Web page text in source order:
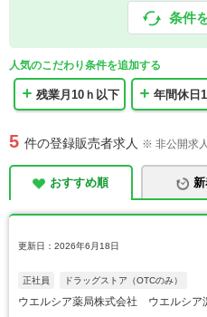
条件
人気のこだわり条件を追加する
残業月10ｈ以下 年間休日
5 件の登録販売者求人 ※ 非公開求
おすすめ順
更新日：2026年6月18日
正社員 ドラッグストア（OTCのみ）
ウエルシア薬局株式会社 ウエルシア